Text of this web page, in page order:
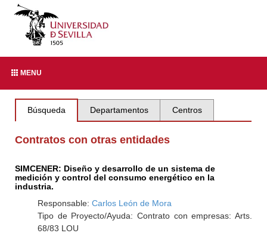
MENU
Búsqueda Departamentos Centros
Contratos con otras entidades
SIMCENER: Diseño y desarrollo de un sistema de
medición y control del consumo energético en la
industria.
Responsable: Carlos León de Mora
Tipo de Proyecto/Ayuda: Contrato con empresas: Arts.
68/83 LOU